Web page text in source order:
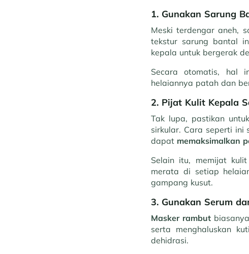
1. Gunakan Sarung
Meski terdengar aneh,
tekstur sarung bantal
kepala untuk bergerak
Secara otomatis, hal
helaiannya patah dan
2. Pijat Kulit Kepala
Tak lupa, pastikan
sirkular. Cara seperti ini
dapat memaksimalkan
Selain itu, memijat
merata di setiap
gampang kusut.
3. Gunakan Serum
Masker rambut
serta menghaluskan
dehidrasi.